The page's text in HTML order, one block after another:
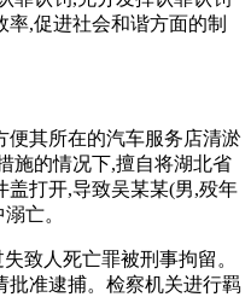
,促进社会和谐方面的制
便其所在的汽车服务店清淤
施的情况下,擅自将湖北省
盖打开,导致吴某某(男,殁年
亡。
致人死亡罪被刑事拘留。
批准逮捕。检察机关进行羁